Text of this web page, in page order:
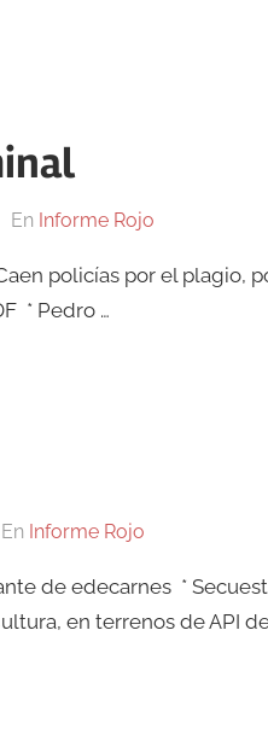
En Informe Rojo
policías por el plagio,
* Pedro …
Informe Rojo
de edecarnes *
en terrenos de API